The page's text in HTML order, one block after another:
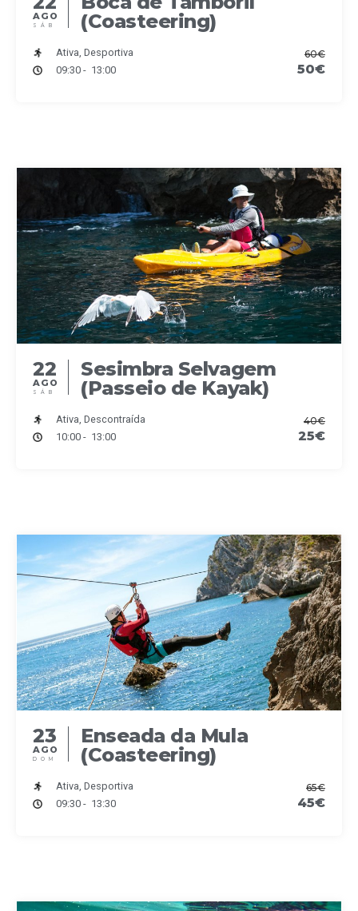
AGO
SÁB
(Coasteering)
Ativa, Desportiva
09:30 - 13:00
60€
50€
22
AGO
SÁB
Sesimbra Selvagem
(Passeio de Kayak)
Ativa, Descontraída
10:00 - 13:00
40€
25€
23
AGO
DOM
Enseada da Mula
(Coasteering)
Ativa, Desportiva
09:30 - 13:30
65€
45€